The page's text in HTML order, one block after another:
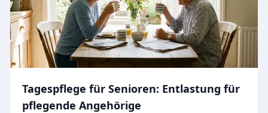
Tagespflege für Senioren: Entlastung für
pflegende Angehörige